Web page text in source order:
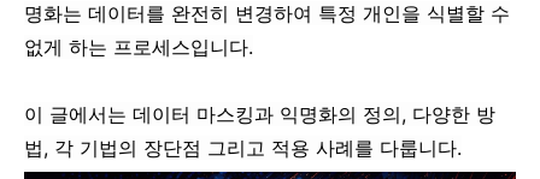
명화는 데이터를 완전히 변경하여 특정 개인을 식별할 수
없게 하는 프로세스입니다.
이 글에서는 데이터 마스킹과 익명화의 정의, 다양한 방
법, 각 기법의 장단점 그리고 적용 사례를 다룹니다.